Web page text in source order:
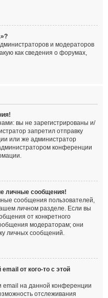
и модераторов
как сведения о форумах,
вы не зарегистрированы и/
запретил отправку
или же администратор
конференции
личные сообщения!
сообщения пользователей,
личном разделе. Если вы
от конкретного
модераторам; они
личных сообщений.
от кого-то с этой
на данной конференции
отслеживания